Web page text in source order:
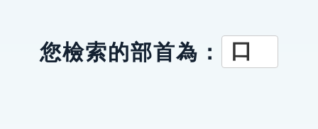
您檢索的部首為： 口